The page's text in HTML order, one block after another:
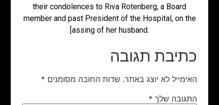
their condolences to Riva Rotenberg, a Board
member and past President of the Hospital, on the
[assing of her husband.
כתיבת תגובה
האימייל לא יוצג באתר. שדות החובה מסומנים *
התגובה שלך *